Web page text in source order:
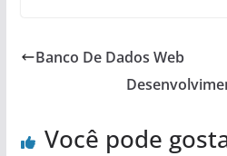
Banco De Dados Web
Você pode